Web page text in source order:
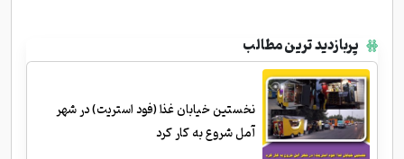
پربازدید ترین مطالب
نخستین خیابان غذا (فود استریت) در شهر
آمل شروع به کار کرد